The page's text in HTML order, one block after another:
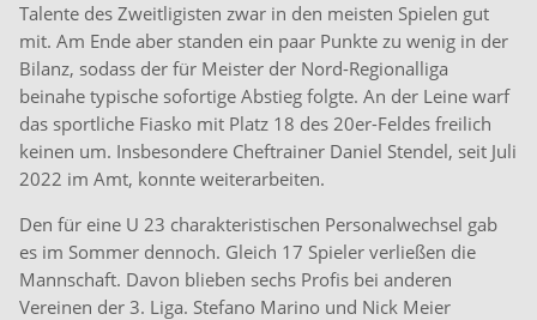
Talente des Zweitligisten zwar in den meisten Spielen gut
mit. Am Ende aber standen ein paar Punkte zu wenig in der
Bilanz, sodass der für Meister der Nord-Regionalliga
beinahe typische sofortige Abstieg folgte. An der Leine warf
das sportliche Fiasko mit Platz 18 des 20er-Feldes freilich
keinen um. Insbesondere Cheftrainer Daniel Stendel, seit Juli
2022 im Amt, konnte weiterarbeiten.
Den für eine U 23 charakteristischen Personalwechsel gab
es im Sommer dennoch. Gleich 17 Spieler verließen die
Mannschaft. Davon blieben sechs Profis bei anderen
Vereinen der 3. Liga. Stefano Marino und Nick Meier